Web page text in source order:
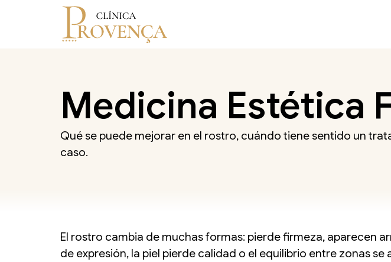
Medicina Estética
Qué se puede mejorar en el rostro, cuándo tiene sentido un
caso.
El rostro cambia de muchas formas: pierde firmeza, aparecen
de expresión, la piel pierde calidad o el equilibrio entre zonas se